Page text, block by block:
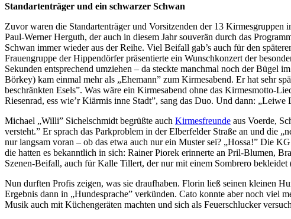
Standartenträger und ein schwarzer Schwan
Zuvor waren die Standartenträger und Vorsitzenden der 13
Paul-Werner Herguth, der auch in diesem Jahr souverän durch das
Schwan immer wieder aus der Reihe. Viel Beifall gab’s auch für den
Frauengruppe der Hippendörfer präsentierte ein Wunschkonzert der
Sekunden entsprechend umziehen – da steckte manchmal noch der Bügel
Börkey) kam einmal mehr als „Ehemann” zum Kirmesabend. Er hat sehr
beschränkten Esels”. Was wäre ein Kirmesabend ohne das Kirmesmotto-
Riesenrad, ess wie’r Kiärmis inne Stadt”, sang das Duo. Und dann:
Michael „Willi” Sichelschmidt begrüßte auch Kirmesfreunde aus Voerde,
versteht.” Er sprach das Parkproblem in der Elberfelder Straße an und die
nur langsam voran – ob das etwa auch nur ein Muster sei? „Hossa!” Die
die hatten es bekanntlich in sich: Rainer Piorek erinnerte an Pril-Blumen,
Szenen-Beifall, auch für Kalle Tillert, der nur mit einem Sombrero
Nun durften Profis zeigen, was sie draufhaben. Florin ließ seinen kleinen
Ergebnis dann in „Hundesprache” verkünden. Cato konnte aber noch viel
Musik auch mit Küchengeräten machten und sich als Feuerschlucker